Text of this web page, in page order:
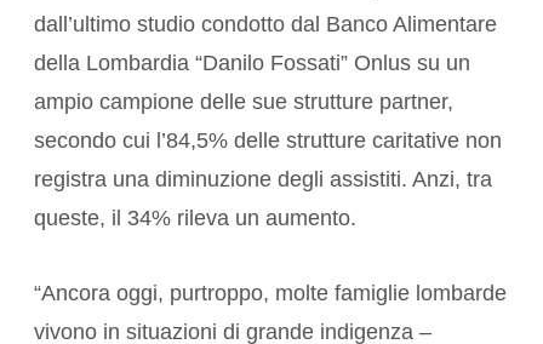
dall’ultimo studio condotto dal Banco Alimentare
della Lombardia “Danilo Fossati” Onlus su un
ampio campione delle sue strutture partner,
secondo cui l’84,5% delle strutture caritative non
registra una diminuzione degli assistiti. Anzi, tra
queste, il 34% rileva un aumento.
“Ancora oggi, purtroppo, molte famiglie lombarde
vivono in situazioni di grande indigenza –